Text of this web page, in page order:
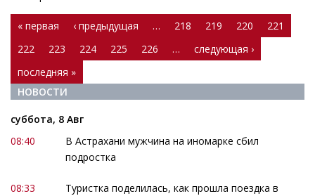
Страницы
« первая ‹ предыдущая … 218 219 220
221
222
223 224 225 226 …
следующая ›
последняя »
НОВОСТИ
суббота, 8 Авг
08:40
В Астрахани мужчина на иномарке сбил
подростка
08:33
Туристка поделилась, как прошла поездка в